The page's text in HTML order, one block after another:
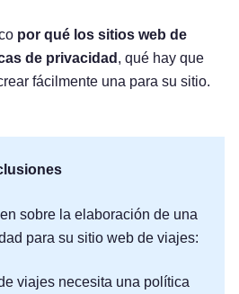
por qué los sitios web de
de privacidad , qué hay que
fácilmente una para su sitio.
sobre la elaboración de una
para su sitio web de viajes:
viajes necesita una política